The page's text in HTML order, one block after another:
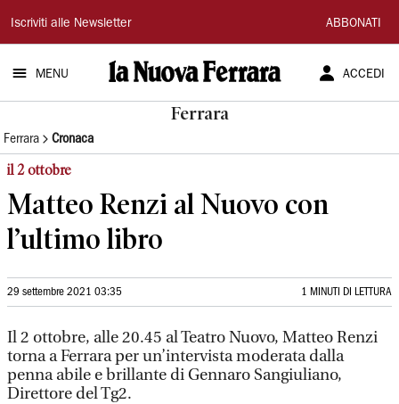
La
Nuova
Ferrara
Iscriviti alle Newsletter ABBONATI
MENU ACCEDI
Ferrara
Ferrara Cronaca
il 2 ottobre
Matteo Renzi al Nuovo con
l’ultimo libro
29 settembre 2021 03:35 1 MINUTI DI LETTURA
Il 2 ottobre, alle 20.45 al Teatro Nuovo, Matteo Renzi
torna a Ferrara per un’intervista moderata dalla
penna abile e brillante di Gennaro Sangiuliano,
Direttore del Tg2.